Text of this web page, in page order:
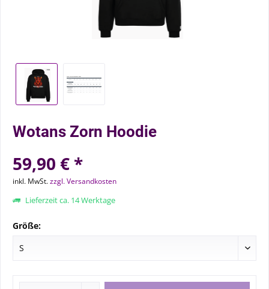
Wotans Zorn Hoodie
59,90 € *
inkl. MwSt.zzgl. Versandkosten
Lieferzeit ca. 14 Werktage
Größe: